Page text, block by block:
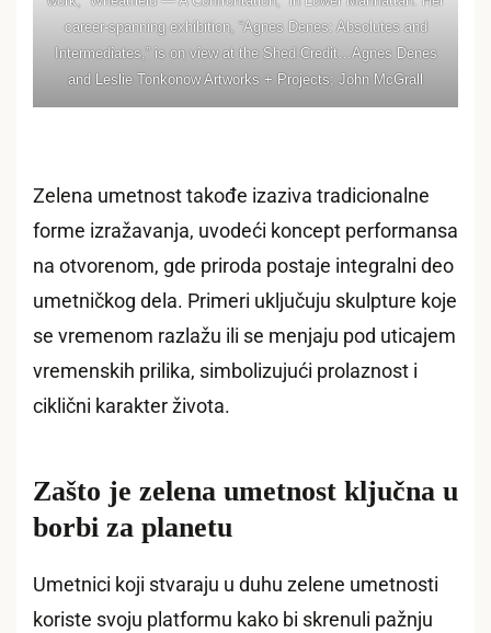
career-spanning exhibition, “Agnes Denes: Absolutes and
Intermediates,” is on view at the Shed.Credit…Agnes Denes
and Leslie Tonkonow Artworks + Projects; John McGrall
Zelena umetnost takođe izaziva tradicionalne
forme izražavanja, uvodeći koncept performansa
na otvorenom, gde priroda postaje integralni deo
umetničkog dela. Primeri uključuju skulpture koje
se vremenom razlažu ili se menjaju pod uticajem
vremenskih prilika, simbolizujući prolaznost i
ciklični karakter života.
Zašto je zelena umetnost ključna u
borbi za planetu
Umetnici koji stvaraju u duhu zelene umetnosti
koriste svoju platformu kako bi skrenuli pažnju